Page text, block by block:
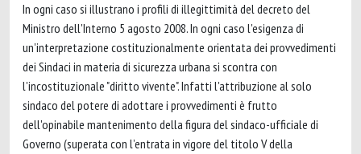
In ogni caso si illustrano i profili di illegittimità del decreto del
Ministro dell'Interno 5 agosto 2008. In ogni caso l'esigenza di
un'interpretazione costituzionalmente orientata dei provvedimenti
dei Sindaci in materia di sicurezza urbana si scontra con
l'incostituzionale "diritto vivente". Infatti l'attribuzione al solo
sindaco del potere di adottare i provvedimenti è frutto
dell'opinabile mantenimento della figura del sindaco-ufficiale di
Governo (superata con l’entrata in vigore del titolo V della